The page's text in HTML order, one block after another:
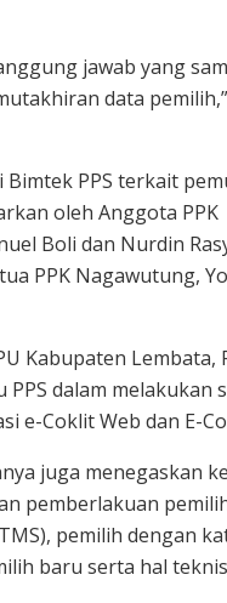
jawab yang
data pemilih,”
Bimtek PPS terkait
oleh Anggota PPK
Boli dan Nurdin
PPK Nagawutung,
Kabupaten Lembata,
PPS dalam melakukan
e-Coklit Web dan E-
juga menegaskan
pemberlakuan
pemilih dengan
baru serta hal